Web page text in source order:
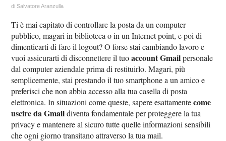
diSalvatore Aranzulla
Ti è mai capitato di controllare la posta da un computer
pubblico, magari in biblioteca o in un Internet point, e poi di
dimenticarti di fare il logout? O forse stai cambiando lavoro e
vuoi assicurarti di disconnettere il tuoaccount Gmailpersonale
dal computer aziendale prima di restituirlo. Magari, più
semplicemente, stai prestando il tuo smartphone a un amico e
preferisci che non abbia accesso alla tua casella di posta
elettronica. In situazioni come queste, sapere esattamentecome
uscire da Gmaildiventa fondamentale per proteggere la tua
privacy e mantenere al sicuro tutte quelle informazioni sensibili
che ogni giorno transitano attraverso la tua mail.